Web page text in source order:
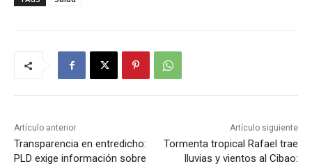
Artículo anterior
Transparencia en entredicho:
PLD exige información sobre
Artículo siguiente
Tormenta tropical Rafael trae
lluvias y vientos al Cibao: